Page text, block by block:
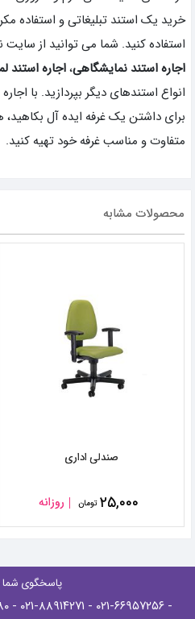
خرید یک استند تبلیغاتی و استفاده
استفاده کنید. شما می توانید از سایت
اجاره استند نمایشگاهی،اجاره استند
انواع استندهای دیگر بپردازید. با
برای داشتن یک غرفه ایده آل
متفاوت و مناسب غرفه خود تهیه کنید.
محصولات مشابه
صندلی اداری
۲۵,۰۰۰ تومان روزانه
پاسخگوی
- ۰۲۱-۶۶۹۵۷۲۵۶ - ۰۲۱-۸۸۹۱۴۲۷۱ - ۰۲۱-۶۶۸۳۶۵۸۰